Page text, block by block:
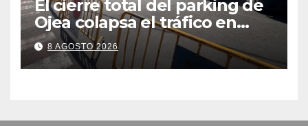
El cierre total del parking de
Ojea colapsa el tráfico en
Cangas
8 AGOSTO 2026